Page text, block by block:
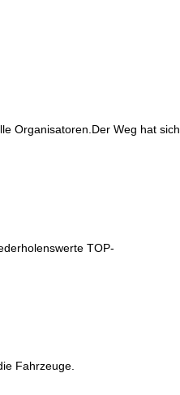
Organisatoren.Der Weg hat sich
TOP-
Fahrzeuge.